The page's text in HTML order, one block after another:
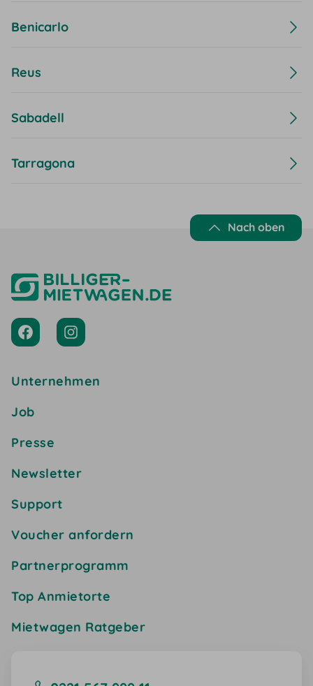
Benicarlo
Reus
Sabadell
Tarragona
Nach oben
Unternehmen
Job
Presse
Newsletter
Support
Voucher anfordern
Partnerprogramm
Top Anmietorte
Mietwagen Ratgeber